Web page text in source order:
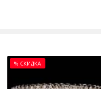
% СКИДКА